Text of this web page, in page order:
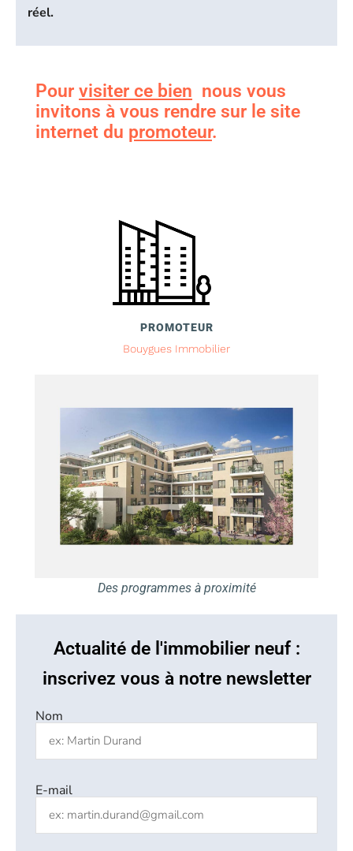
réel.
Pour visiter ce bien nous vous
invitons à vous rendre sur le site
internet du promoteur.
PROMOTEUR
Bouygues Immobilier
Des programmes à proximité
Actualité de l'immobilier neuf :
inscrivez vous à notre newsletter
Nom
E-mail